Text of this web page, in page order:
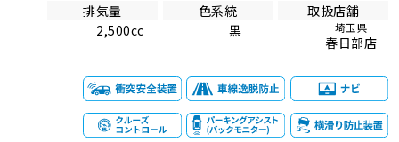
排気量
2,500cc
色系統
黒
取扱店舗
埼玉県
春日部店